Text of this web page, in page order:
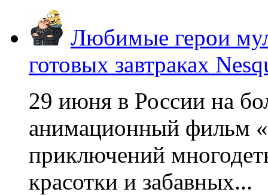
Любимые герои
готовых завтраках
29 июня в России на
анимационный фильм
приключений
красотки и забавных...